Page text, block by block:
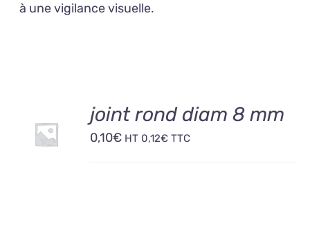
à une vigilance visuelle.
AU
PANIER
joint rond diam 8 mm
0,10€ HT 0,12€ TTC